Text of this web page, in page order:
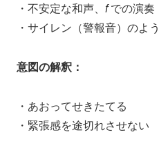
・不安定な和声、 fでの演奏
・サイレン（警報音）のよ
意図の解釈：
・あおってせきたてる
・緊張感を途切れさせない